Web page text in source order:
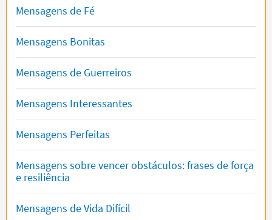
Mensagens de Fé
Mensagens Bonitas
Mensagens de Guerreiros
Mensagens Interessantes
Mensagens Perfeitas
Mensagens sobre vencer obstáculos: frases de força
e resiliência
Mensagens de Vida Difícil